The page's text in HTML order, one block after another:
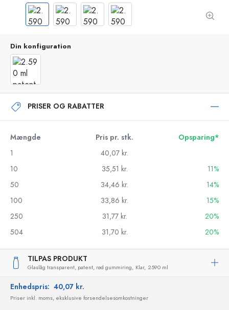
Din konfiguration
PRISER OG RABATTER
Mængde Pris pr. stk.
Opsparing*
1
40,07 kr.
10
35,51 kr.
11%
50
34,46 kr.
14%
100
33,86 kr.
15%
250
31,77 kr.
20%
504
31,70 kr. 20%
TILPAS PRODUKT
Glaslåg transparent, patent, rød gummiring, Klar, 2590 ml
Enhedspris: 40,07 kr.
Priser inkl. moms, eksklusive forsendelsesomkostninger